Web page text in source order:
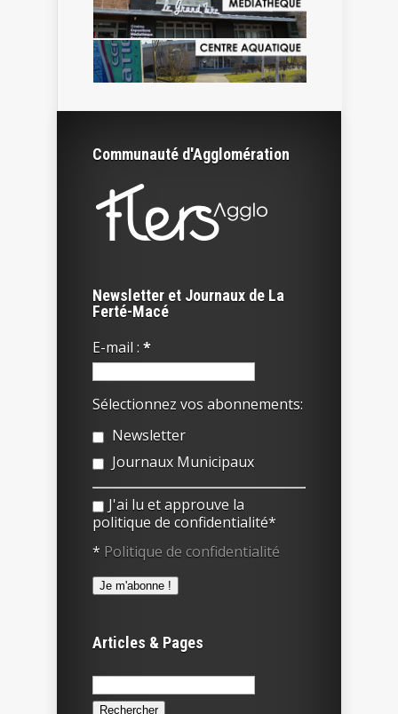
Communauté d'Agglomération
Newsletter et Journaux de La
Ferté-Macé
E-mail : *
Sélectionnez vos abonnements:
Newsletter
Journaux Municipaux
J'ai lu et approuve la
politique de confidentialité*
* Politique de confidentialité
Articles & Pages
Rechercher :